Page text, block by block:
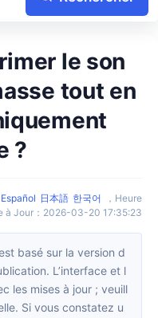
tout en
?
Español 日本語 한국어 ， Heure
à Jour ： 2026-03-20 17:35:23
L’interface et l
les mises à jour ; veuill
Si vous constatez u